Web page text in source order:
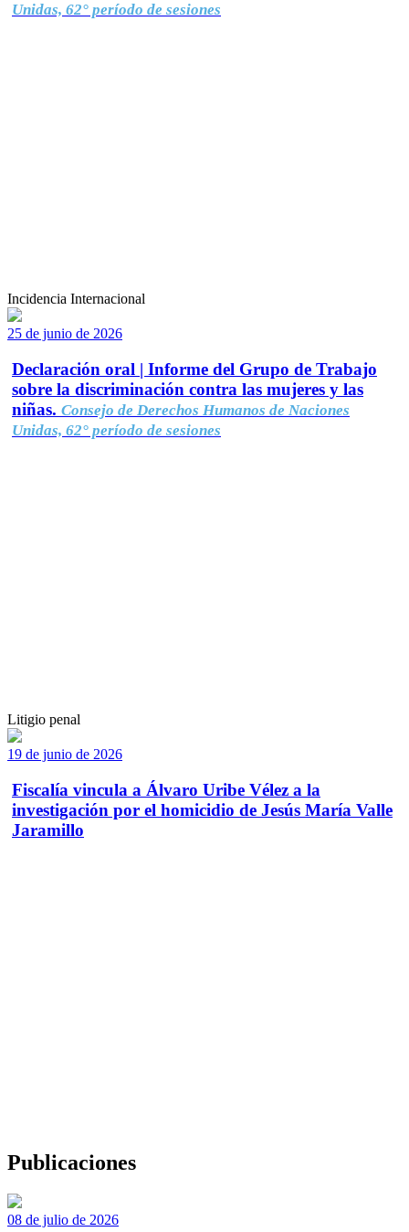
Unidas, 62° período de sesiones
Incidencia Internacional
25 de junio de 2026
Declaración oral | Informe del Grupo de Trabajo
sobre la discriminación contra las mujeres y las
niñas. Consejo de Derechos Humanos de Naciones
Unidas, 62° período de sesiones
Litigio penal
19 de junio de 2026
Fiscalía vincula a Álvaro Uribe Vélez a la
investigación por el homicidio de Jesús María Valle
Jaramillo
Publicaciones
08 de julio de 2026